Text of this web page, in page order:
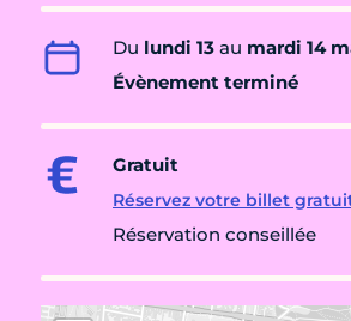
Du lundi 13 au mardi 14
Évènement terminé
Gratuit
Réservez votre billet
Réservation conseillée